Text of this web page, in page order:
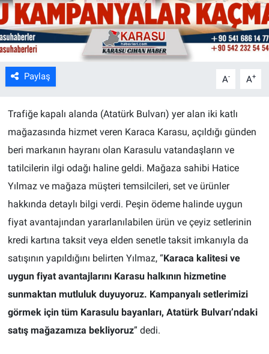
Paylaş A- A+
Trafiğe kapalı alanda (Atatürk Bulvarı) yer alan iki katlı
mağazasında hizmet veren Karaca Karasu, açıldığı günden
beri markanın hayranı olan Karasulu vatandaşların ve
tatilcilerin ilgi odağı haline geldi. Mağaza sahibi Hatice
Yılmaz ve mağaza müşteri temsilcileri, set ve ürünler
hakkında detaylı bilgi verdi. Peşin ödeme halinde uygun
fiyat avantajından yararlanılabilen ürün ve çeyiz setlerinin
kredi kartına taksit veya elden senetle taksit imkanıyla da
satışının yapıldığını belirten Yılmaz, “Karaca kalitesi ve
uygun fiyat avantajlarını Karasu halkının hizmetine
sunmaktan mutluluk duyuyoruz. Kampanyalı setlerimizi
görmek için tüm Karasulu bayanları, Atatürk Bulvarı’ndaki
satış mağazamıza bekliyoruz” dedi.